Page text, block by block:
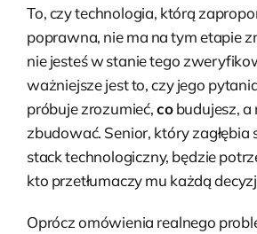
To, czy technologia, którą
poprawna, nie ma na tym etapie
nie jesteś w stanie tego
ważniejsze jest to, czy jego
próbuje zrozumieć,cobudujesz, a
zbudować. Senior, który zagłębia
stack technologiczny, będzie
kto przetłumaczy mu każdą
Oprócz omówienia realnego